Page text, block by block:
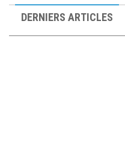
DERNIERS ARTICLES
19 septembre 2025